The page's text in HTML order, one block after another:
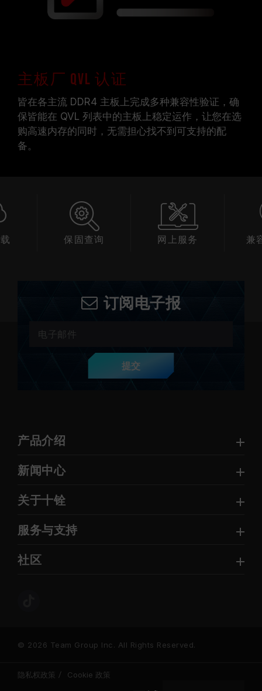
主板厂 QVL 认证
皆在各主流 DDR4 主板上完成多种兼容性验证，确
保皆能在 QVL 列表中的主板上稳定运作，让您在选
购高速内存的同时，无需担心找不到可支持的配
备。
保固查询 网上服务 兼
订阅电子报
提交
产品介绍
新闻中心
关于十铨
服务与支持
社区
© 2026 Team Group Inc. All Rights Reserved.
隐私权政策 Cookie 政策